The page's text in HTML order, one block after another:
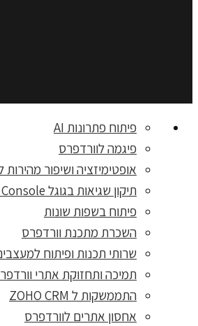
פיתוח פתרונות AI
פיגמה לוורדפרס
אופטימיזציה ושיפור
תיקון שגיאות בגוגל Google Search Console
פיתוח בשפות שונות
השכרת מתכנת וורדפרס
שרותי תכנות ופיתוח
תמיכה ותחזוקת אתרי
התממשקות ל ZOHO CRM
אחסון אתרים לוורדפרס